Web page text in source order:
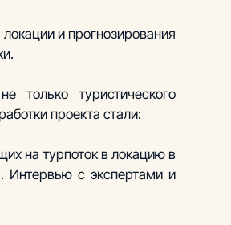
и прогнозирования
только туристического
проекта стали:
на турпоток в локацию в
Интервью с экспертами и